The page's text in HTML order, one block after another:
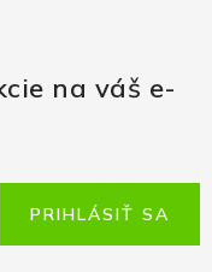
na váš e-
PRIHLÁSIŤ SA